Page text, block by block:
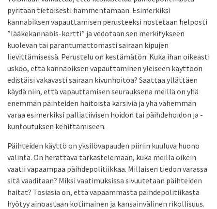
pyritään tietoisesti hämmentämään. Esimerkiksi
kannabiksen vapauttamisen perusteeksi nostetaan helposti
”lääkekannabis-kortti” ja vedotaan sen merkitykseen
kuolevan tai parantumattomasti sairaan kipujen
lievittämisessä. Perustelu on kestämätön. Kuka ihan oikeasti
uskoo, että kannabiksen vapauttaminen yleiseen käyttöön
edistäisi vakavasti sairaan kivunhoitoa? Saattaa yllättäen
käydä niin, että vapauttamisen seurauksena meillä on yhä
enemmän päihteiden haitoista kärsiviä ja yhä vähemmän
varaa esimerkiksi palliatiivisen hoidon tai päihdehoidon ja -
kuntoutuksen kehittämiseen.
Päihteiden käyttö on yksilövapauden piiriin kuuluva huono
valinta. On herättävä tarkastelemaan, kuka meillä oikein
vaatii vapaampaa päihdepolitiikkaa. Millaisen tiedon varassa
sitä vaaditaan? Miksi vaatimuksissa sivuutetaan päihteiden
haitat? Tosiasia on, että vapaammasta päihdepolitiikasta
hyötyy ainoastaan kotimainen ja kansainvälinen rikollisuus.